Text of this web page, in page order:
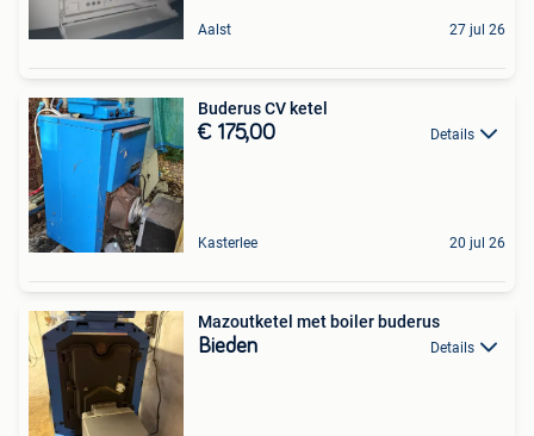
Aalst 27 jul 26
Buderus CV ketel
€ 175,00 Details
Kasterlee 20 jul 26
Mazoutketel met boiler buderus
Bieden Details